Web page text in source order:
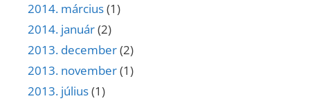
2014. március(1)
2014. január(2)
2013. december(2)
2013. november(1)
2013. július(1)